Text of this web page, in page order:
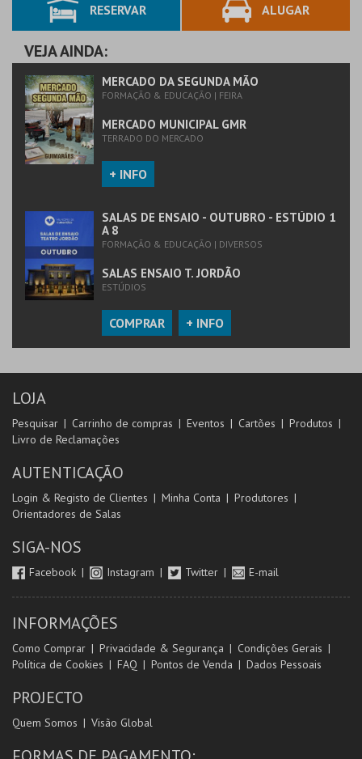
RESERVAR ALUGAR
VEJA AINDA:
MERCADO DA SEGUNDA MÃO
FORMAÇÃO & EDUCAÇÃO | FEIRA
MERCADO MUNICIPAL GMR
TERRADO DO MERCADO
+ INFO
SALAS DE ENSAIO - OUTUBRO - ESTÚDIO 1
A 8
FORMAÇÃO & EDUCAÇÃO | DIVERSOS
SALAS ENSAIO T. JORDÃO
ESTÚDIOS
COMPRAR + INFO
LOJA
Pesquisar Carrinho de compras Eventos Cartões
Produtos
Livro de Reclamações
AUTENTICAÇÃO
Login & Registo de Clientes Minha Conta
Produtores
Orientadores de Salas
SIGA-NOS
Facebook Instagram Twitter E-mail
INFORMAÇÕES
Como Comprar Privacidade & Segurança
Condições Gerais
Política de Cookies
FAQ Pontos de Venda Dados Pessoais
PROJECTO
Quem Somos Visão Global